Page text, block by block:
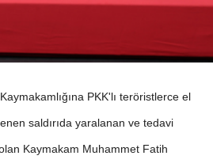
PKK'lı teröristlerce el
saldırıda yaralanan ve tedavi
Kaymakam Muhammet Fatih